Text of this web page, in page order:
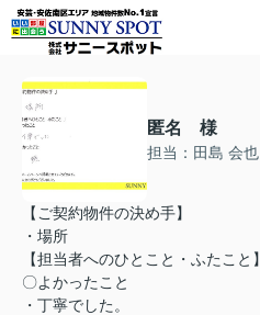
匿名 様
担当：田島 会也
【ご契約物件の決め手】
・場所
【担当者へのひとこと・ふたこと】
〇よかったこと
・丁寧でした。